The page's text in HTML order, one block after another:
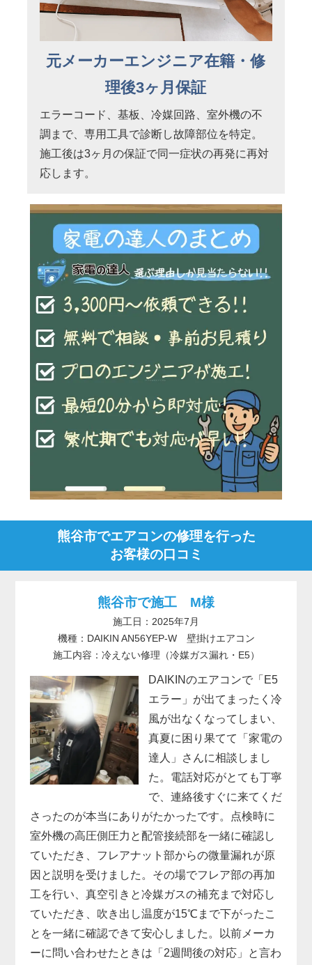
元メーカーエンジニア在籍・修
理後3ヶ月保証
エラーコード、基板、冷媒回路、室外機の不
調まで、専用工具で診断し故障部位を特定。
施工後は3ヶ月の保証で同一症状の再発に再対
応します。
熊谷市でエアコンの修理を行った
お客様の口コミ
熊谷市で施工 M様
施工日：2025年7月
機種：DAIKIN AN56YEP-W 壁掛けエアコン
施工内容：冷えない修理（冷媒ガス漏れ・E5）
DAIKINのエアコンで「E5
エラー」が出てまったく冷
風が出なくなってしまい、
真夏に困り果てて「家電の
達人」さんに相談しまし
た。電話対応がとても丁寧
で、連絡後すぐに来てくだ
さったのが本当にありがたかったです。点検時に
室外機の高圧側圧力と配管接続部を一緒に確認し
ていただき、フレアナット部からの微量漏れが原
因と説明を受けました。その場でフレア部の再加
工を行い、真空引きと冷媒ガスの補充まで対応し
ていただき、吹き出し温度が15℃まで下がったこ
とを一緒に確認できて安心しました。以前メーカ
ーに問い合わせたときは「2週間後の対応」と言わ